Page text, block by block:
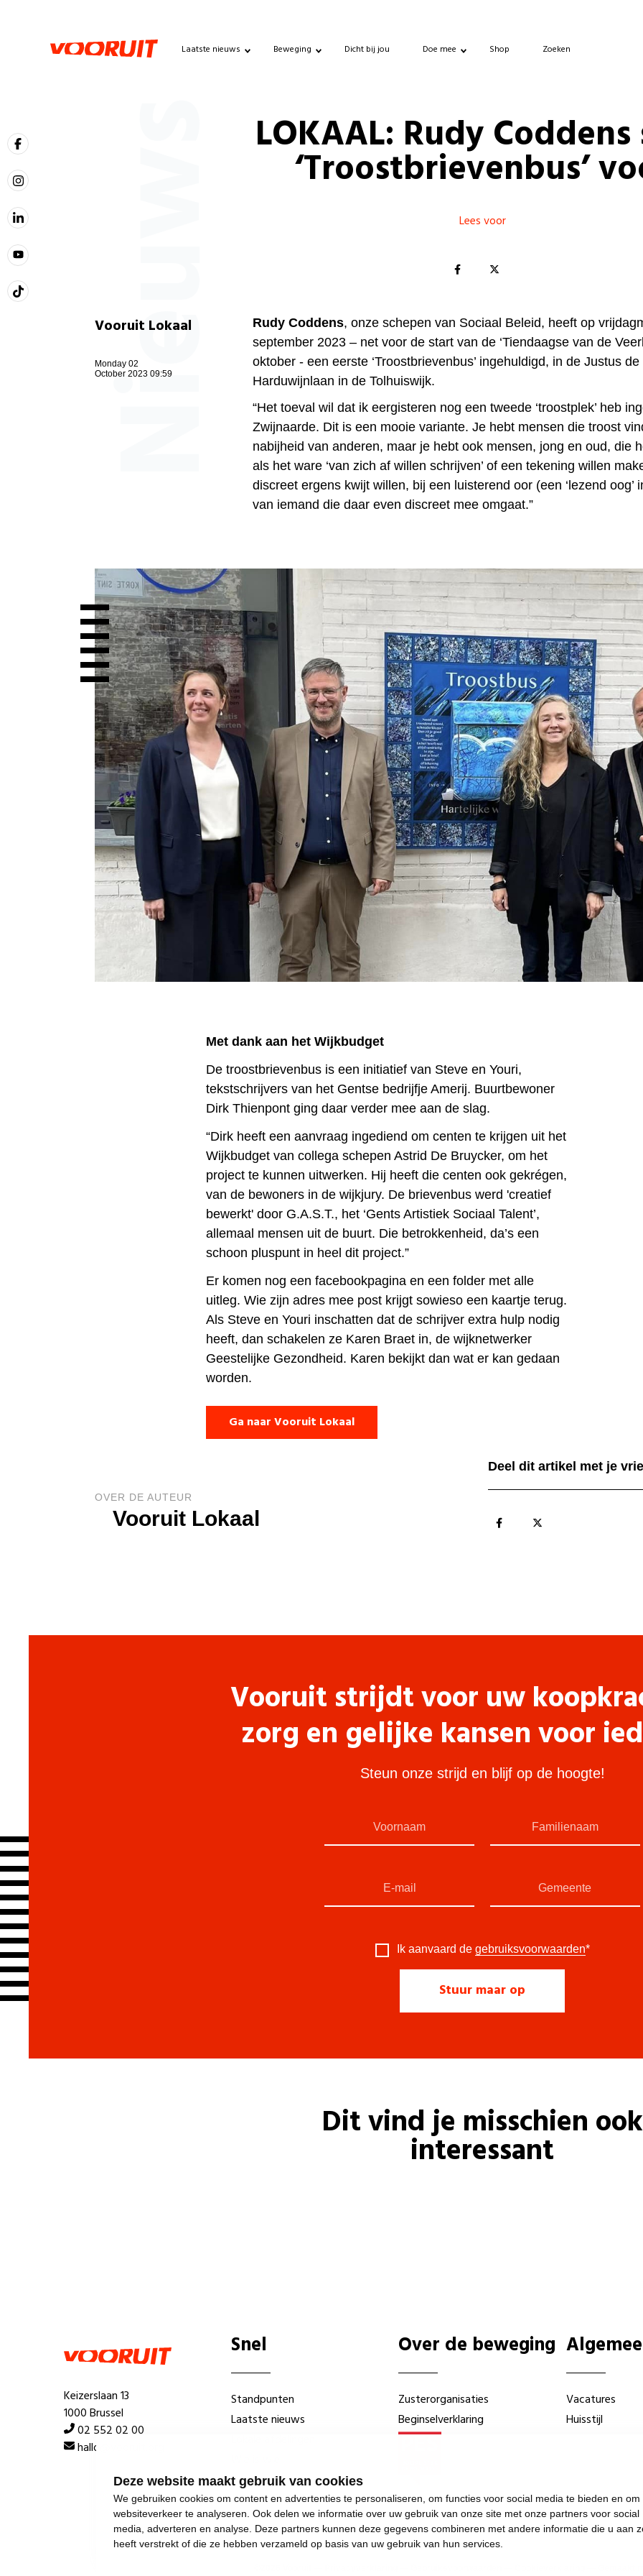
Deze website maakt gebruik van cookies
We gebruiken cookies om content en advertenties te personaliseren, om functies voor social media te bieden en om
websiteverkeer te analyseren. Ook delen we informatie over uw gebruik van onze site met onze partners voor social
media, adverteren en analyse. Deze partners kunnen deze gegevens combineren met andere informatie die u aan
heeft verstrekt of die ze hebben verzameld op basis van uw gebruik van hun services.
Laatste nieuws Beweging Dicht bij jou Doe mee Shop Zoeken
NieuwsLOKAAL: Rudy
‘Troostbrievenbus’
Lees voor
Vooruit Lokaal
Monday 02
October 2023 09:59
Rudy Coddens, onze schepen van Sociaal Beleid, heeft op
september 2023 – net voor de start van de ‘Tiendaagse van de
oktober - een eerste ‘Troostbrievenbus’ ingehuldigd, in de Justus de
Harduwijnlaan in de Tolhuiswijk.
“Het toeval wil dat ik eergisteren nog een tweede ‘troostplek’ heb
Zwijnaarde. Dit is een mooie variante. Je hebt mensen die troost
nabijheid van anderen, maar je hebt ook mensen, jong en oud, die
als het ware ‘van zich af willen schrijven’ of een tekening willen
discreet ergens kwijt willen, bij een luisterend oor (een ‘lezend oog’
van iemand die daar even discreet mee omgaat.”
Met dank aan het Wijkbudget
De troostbrievenbus is een initiatief van Steve en Youri,
tekstschrijvers van het Gentse bedrijfje Amerij. Buurtbewoner
Dirk Thienpont ging daar verder mee aan de slag.
“Dirk heeft een aanvraag ingediend om centen te krijgen uit het
Wijkbudget van collega schepen Astrid De Bruycker, om het
project te kunnen uitwerken. Hij heeft die centen ook gekrégen,
van de bewoners in de wijkjury. De brievenbus werd 'creatief
bewerkt' door G.A.S.T., het ‘Gents Artistiek Sociaal Talent’,
allemaal mensen uit de buurt. Die betrokkenheid, da’s een
schoon pluspunt in heel dit project.”
Er komen nog een facebookpagina en een folder met alle
uitleg. Wie zijn adres mee post krijgt sowieso een kaartje terug.
Als Steve en Youri inschatten dat de schrijver extra hulp nodig
heeft, dan schakelen ze Karen Braet in, de wijknetwerker
Geestelijke Gezondheid. Karen bekijkt dan wat er kan gedaan
worden.
Ga naar Vooruit Lokaal
OVER DE AUTEUR
Vooruit Lokaal
Deel dit artikel met je
Vooruit strijdt voor uw
zorg en gelijke kansen voor
Steun onze strijd en blijf op de hoogte!
Ik aanvaard de gebruiksvoorwaarden*
Dit vind je misschien ook
interessant
Keizerslaan 13
1000 Brussel
02 552 02 00
hallo@vooruit.org
Snel
Standpunten
Laatste nieuws
Over de beweging
Zusterorganisaties
Beginselverklaring
Vacatures
Huisstijl